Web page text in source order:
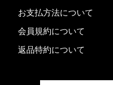
お支払方法について
会員規約について
返品特約について